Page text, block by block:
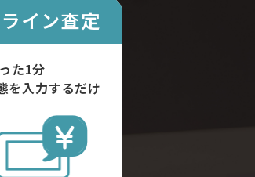
イン査定
た1分
を入力するだけ